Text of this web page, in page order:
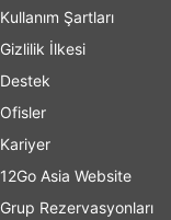
Kullanım Şartları
Gizlilik İlkesi
Destek
Ofisler
Kariyer
12Go Asia Website
Grup Rezervasyonları